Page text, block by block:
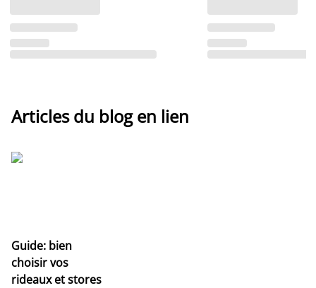
Articles du blog en lien
Guide: bien
choisir vos
rideaux et stores